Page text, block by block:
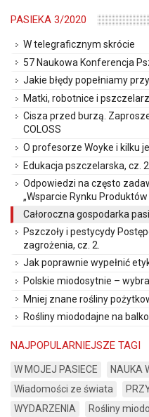
PASIEKA 3/2020
W telegraficznym skrócie
57 Naukowa Konferencja
Jakie błędy popełniamy
Matki, robotnice i
Cisza przed burzą.
COLOSS
O profesorze Woyke i kilku
Edukacja pszczelarska, cz. 2.
Odpowiedzi na często
„Wsparcie Rynku
Całoroczna gospodarka
Pszczoły i pestycydy
zagrożenia, cz. 2.
Jak poprawnie wypełnić
Polskie miodosytnie –
Mniej znane rośliny
Rośliny miododajne na
NAJPOPULARNIEJSZE TAGI
W MOJEJ PASIECE NAUKA
Wiadomości ze świata
WYDARZENIA
Rośliny